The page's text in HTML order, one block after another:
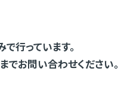
行っています。
お問い合わせください。